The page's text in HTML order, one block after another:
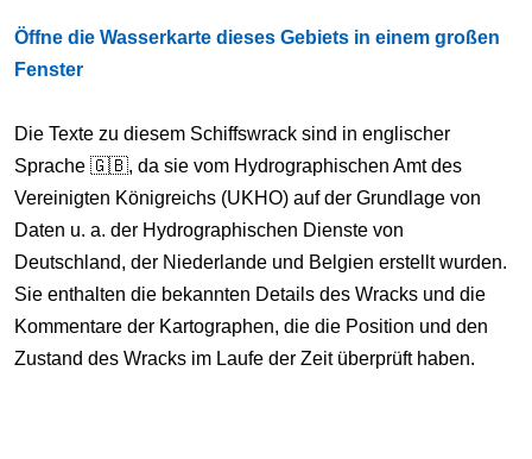
Öffne die Wasserkarte dieses Gebiets in einem großen
Fenster
Die Texte zu diesem Schiffswrack sind in englischer
Sprache 🇬🇧, da sie vom Hydrographischen Amt des
Vereinigten Königreichs (UKHO) auf der Grundlage von
Daten u. a. der Hydrographischen Dienste von
Deutschland, der Niederlande und Belgien erstellt wurden.
Sie enthalten die bekannten Details des Wracks und die
Kommentare der Kartographen, die die Position und den
Zustand des Wracks im Laufe der Zeit überprüft haben.